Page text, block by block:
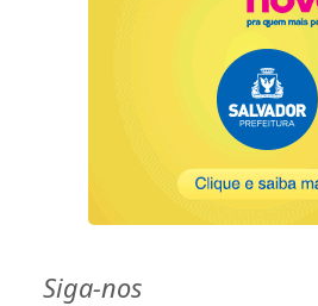
Siga-nos